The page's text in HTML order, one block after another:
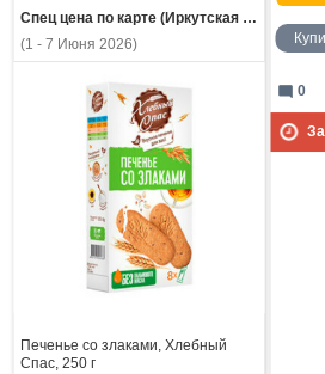
mode_comment 0
Спец цена по карте (Иркутская область)
(1 - 7 Июня 2026)
Печенье со злаками, Хлебный
Спас, 250 г